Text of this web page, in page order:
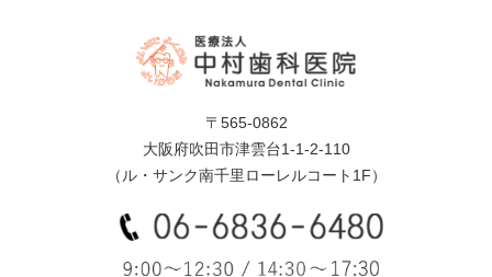
〒565-0862
大阪府吹田市津雲台1-1-2-110
（ル・サンク南千里ローレルコート1F）